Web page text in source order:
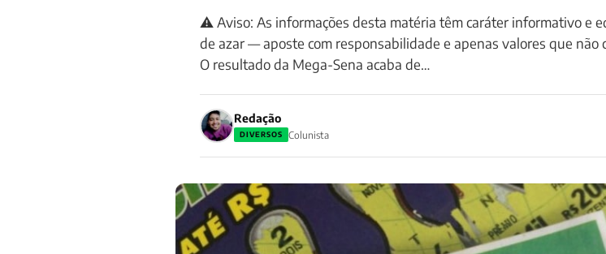
⚠️ Aviso: As informações desta matéria têm caráter informativo e
de azar — aposte com responsabilidade e apenas valores que não
O resultado da Mega-Sena acaba de…
Redação
DIVERSOS Colunista